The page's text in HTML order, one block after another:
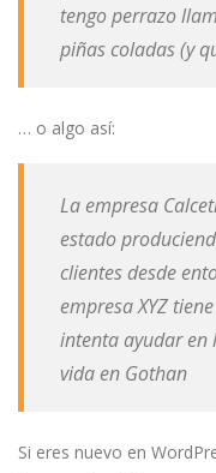
tengo perrazo
piñas coladas (y
… o algo así:
La empresa
estado
clientes desde
empresa XYZ
intenta ayudar en
vida en Gothan
Si eres nuevo en